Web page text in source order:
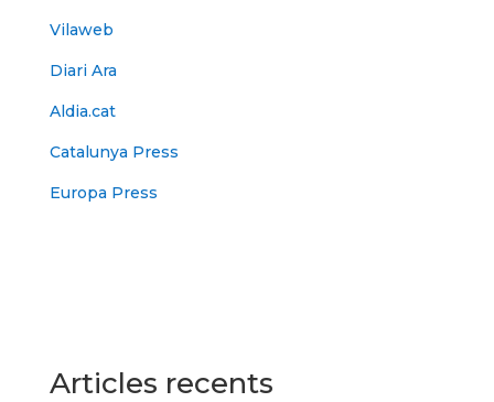
Vilaweb
Diari Ara
Aldia.cat
Catalunya Press
Europa Press
Articles recents